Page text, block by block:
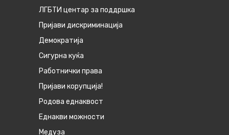
ЛГБТИ центар за поддршка
Пријави дискриминација
Демократија
Сигурна куќа
Работнички права
Пријави корупција!
Родова еднаквост
Eднакви можности
Медуза